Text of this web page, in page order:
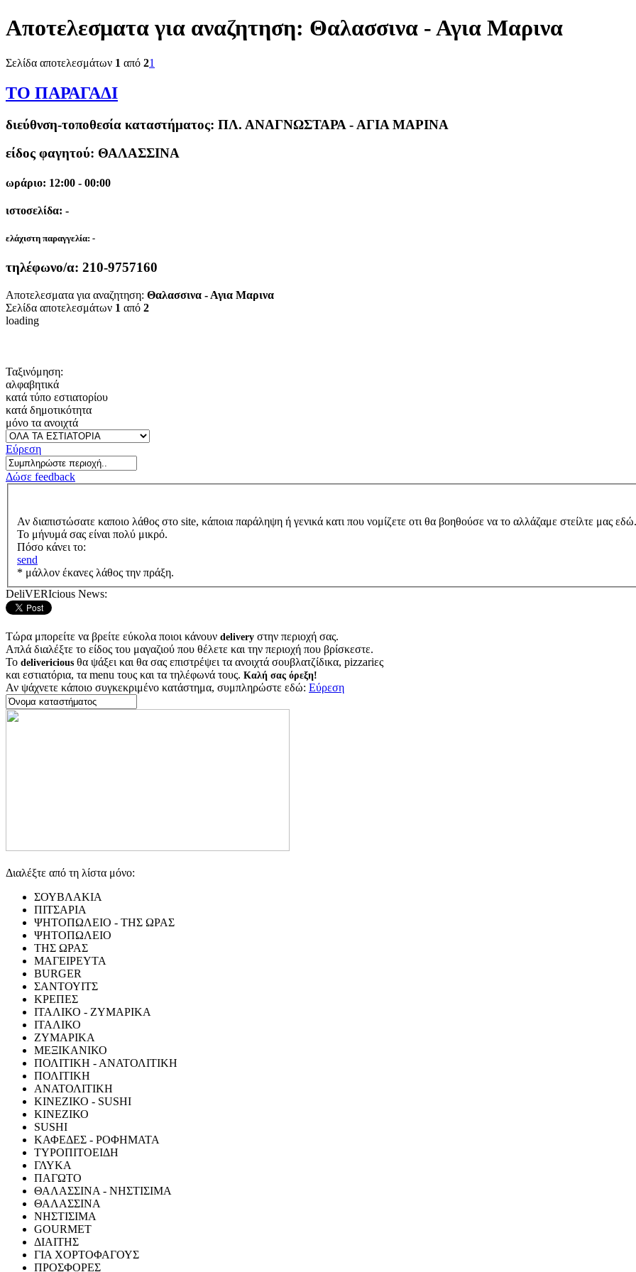
Αποτελεσματα για αναζητηση: Θαλασσινα - Αγια Μαρινα
Σελίδα αποτελεσμάτων 1 από 21
ΤΟ ΠΑΡΑΓΑΔΙ
διεύθνση-τοποθεσία καταστήματος: ΠΛ. ΑΝΑΓΝΩΣΤΑΡΑ - ΑΓΙΑ ΜΑΡΙΝΑ
είδος φαγητού: ΘΑΛΑΣΣΙΝΑ
ωράριο: 12:00 - 00:00
ιστοσελίδα: -
ελάχιστη παραγγελία: -
τηλέφωνο/α: 210-9757160
Αποτελεσματα για αναζητηση: Θαλασσινα - Αγια Μαρινα
Σελίδα αποτελεσμάτων 1 από 2
loading
Ταξινόμηση:
αλφαβητικά
κατά τύπο εστιατορίου
κατά δημοτικότητα
μόνο τα ανοιχτά
Εύρεση
Δώσε feedback
Αν διαπιστώσατε καποιο λάθος στο site, κάποια παράληψη ή γενικά κατι που νομίζετε οτι θα βοηθούσε να το αλλάζαμε στείλτε μας
Το μήνυμά σας είναι πολύ μικρό.
Πόσο κάνει το:
send
* μάλλον έκανες λάθος την πράξη.
DeliVERIcious News:
Τώρα μπορείτε να βρείτε εύκολα ποιοι κάνουν delivery στην περιοχή σας.
Απλά διαλέξτε το είδος του μαγαζιού που θέλετε και την περιοχή που βρίσκεστε.
Το delivericious θα ψάξει και θα σας επιστρέψει τα ανοιχτά σουβλατζίδικα, pizzariες
και εστιατόρια, τα menu τους και τα τηλέφωνά τους. Καλή σας όρεξη!
Αν ψάχνετε κάποιο συγκεκριμένο κατάστημα, συμπληρώστε εδώ: Εύρεση
Διαλέξτε από τη λίστα μόνο:
ΣΟΥΒΛΑΚΙΑ
ΠΙΤΣΑΡΙΑ
ΨΗΤΟΠΩΛΕΙΟ - ΤΗΣ ΩΡΑΣ
ΨΗΤΟΠΩΛΕΙΟ
ΤΗΣ ΩΡΑΣ
ΜΑΓΕΙΡΕΥΤΑ
BURGER
ΣΑΝΤΟΥΙΤΣ
ΚΡΕΠΕΣ
ΙΤΑΛΙΚΟ - ΖΥΜΑΡΙΚΑ
ΙΤΑΛΙΚΟ
ΖΥΜΑΡΙΚΑ
ΜΕΞΙΚΑΝΙΚΟ
ΠΟΛΙΤΙΚΗ - ΑΝΑΤΟΛΙΤΙΚΗ
ΠΟΛΙΤΙΚΗ
ΑΝΑΤΟΛΙΤΙΚΗ
ΚΙΝΕΖΙΚΟ - SUSHI
ΚΙΝΕΖΙΚΟ
SUSHI
ΚΑΦΕΔΕΣ - ΡΟΦΗΜΑΤΑ
ΤΥΡΟΠΙΤΟΕΙΔΗ
ΓΛΥΚΑ
ΠΑΓΩΤΟ
ΘΑΛΑΣΣΙΝΑ - ΝΗΣΤΙΣΙΜΑ
ΘΑΛΑΣΣΙΝΑ
ΝΗΣΤΙΣΙΜΑ
GOURMET
ΔΙΑΙΤΗΣ
ΓΙΑ ΧΟΡΤΟΦΑΓΟΥΣ
ΠΡΟΣΦΟΡΕΣ